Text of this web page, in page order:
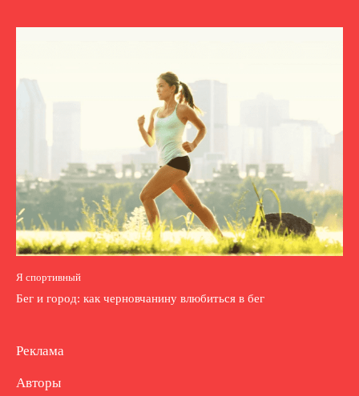
Я спортивный
Бег и город: как черновчанину влюбиться в бег
Реклама
Авторы